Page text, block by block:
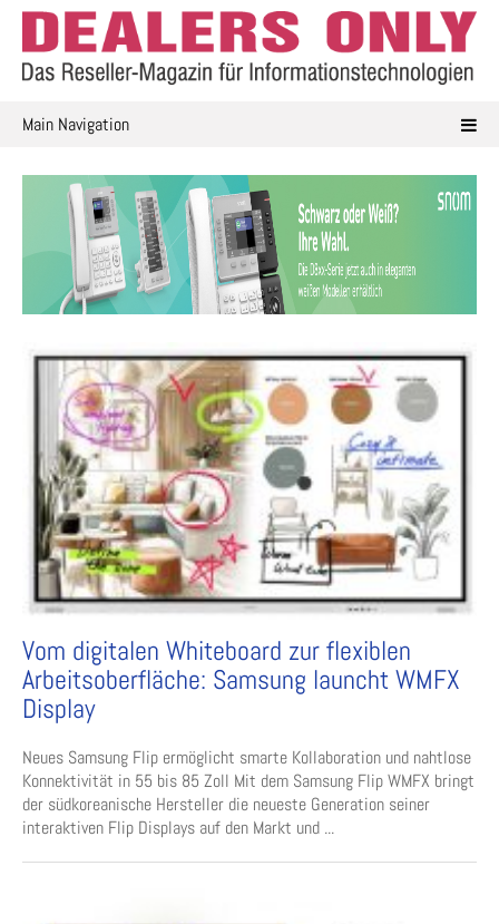
Skip
content
Main Navigation
Vom digitalen Whiteboard zur flexiblen
Arbeitsoberfläche: Samsung launcht WMFX
Display
Neues Samsung Flip ermöglicht smarte Kollaboration und nahtlose
Konnektivität in 55 bis 85 Zoll Mit dem Samsung Flip WMFX bringt
der südkoreanische Hersteller die neueste Generation seiner
interaktiven Flip Displays auf den Markt und ...